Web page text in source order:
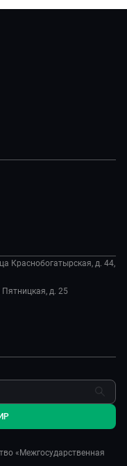
Краснобогатырская, д. 44,
д. 25
«Межгосударственная